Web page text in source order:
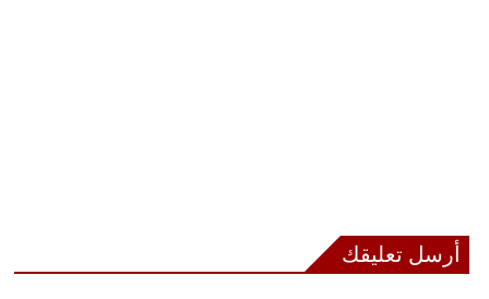
أرسل تعليقك